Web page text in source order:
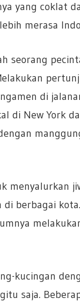
yang coklat
merasa
seorang
di
di New York
menyalurkan
berbagai
kucingan
saja.